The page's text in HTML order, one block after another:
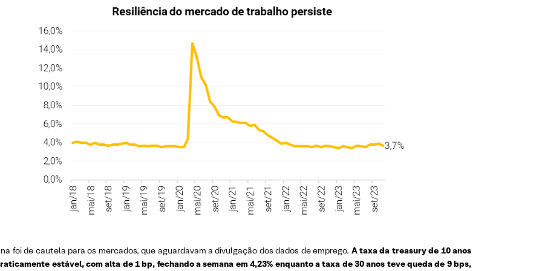
foi de cautela para os mercados, que aguardavam a divulgação dos dados de emprego. A taxa da treasury de 10 anos
estável, com alta de 1 bp, fechando a semana em 4,23% enquanto a taxa de 30 anos teve queda de 9 bps,